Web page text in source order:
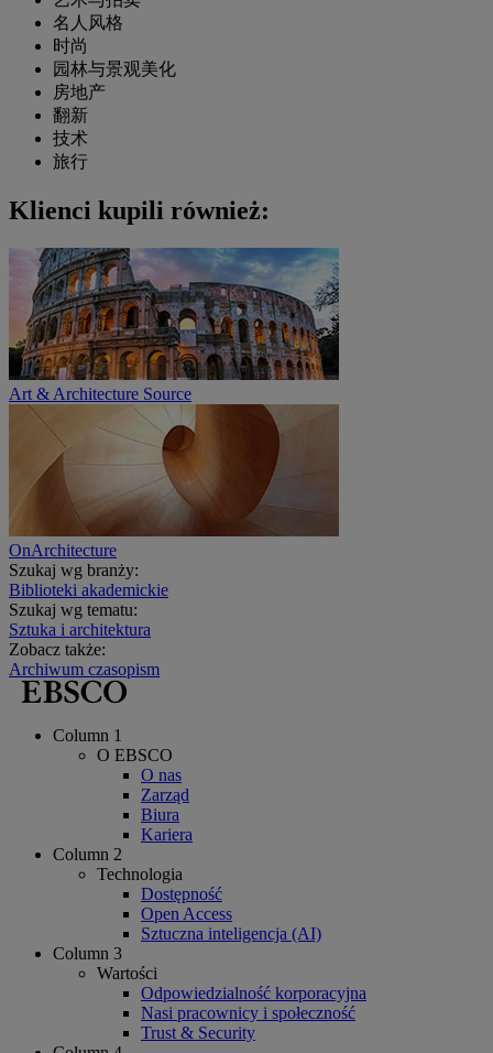
名人风格
时尚
园林与景观美化
房地产
翻新
技术
旅行
Klienci kupili również:
Art & Architecture Source
OnArchitecture
Szukaj wg branży:
Biblioteki akademickie
Szukaj wg tematu:
Sztuka i architektura
Zobacz także:
Archiwum czasopism
Column 1
O EBSCO
O nas
Zarząd
Biura
Kariera
Column 2
Technologia
Dostępność
Open Access
Sztuczna inteligencja (AI)
Column 3
Wartości
Odpowiedzialność korporacyjna
Nasi pracownicy i społeczność
Trust & Security